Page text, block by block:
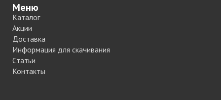
Меню
Каталог
Акции
Доставка
Информация для скачивания
Статьи
Контакты